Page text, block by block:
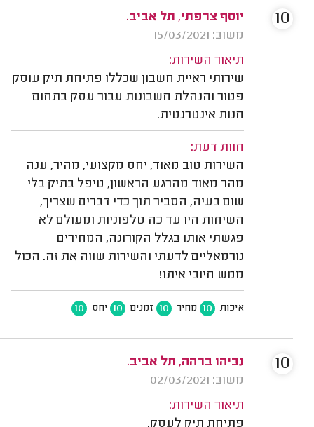
יוסף צרפתי, תל אביב.
משוב: 15/03/2021
תיאור השירות:
שירותי ראיית חשבון שכללו פתיחת תיק עוסק
פטור והנהלת חשבונות עבור עסק בתחום
חנות אינטרנטית.
חוות דעת:
השירות טוב מאוד, יחס מקצועי, מהיר, ענה
מהר מאוד מהרגע הראשון, טיפל בתיק בלי
שום בעיה, הסביר תוך כדי דברים שצריך,
השיחות היו עד כה טלפוניות ומעולם לא
פגשתי אותו בגלל הקורונה, המחירים
נורמאליים לדעתי והשירות שווה את זה. הכול
ממש חיובי איתו!
איכות 10 מחיר 10 זמנים 10 יחס 10
10
נביהו ברהה, תל אביב.
משוב: 02/03/2021
תיאור השירות:
פתיחת תיק לעסק.
10